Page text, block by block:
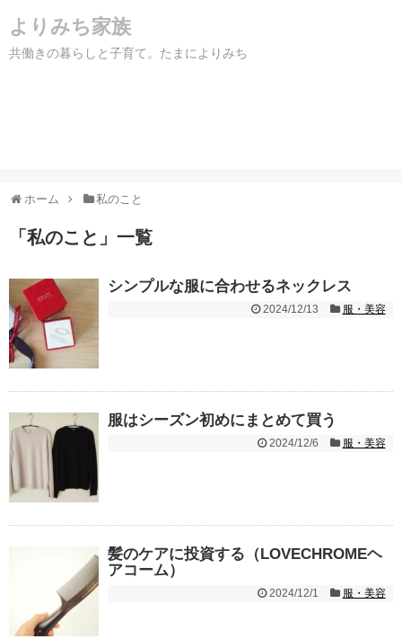
よりみち家族
共働きの暮らしと子育て。たまによりみち
ホーム 私のこと
「 私のこと 」 一覧
シンプルな服に合わせるネックレス
2024/12/13 服・美容
服はシーズン初めにまとめて買う
2024/12/6 服・美容
髪のケアに投資する（LOVECHROMEヘ
アコーム）
2024/12/1 服・美容